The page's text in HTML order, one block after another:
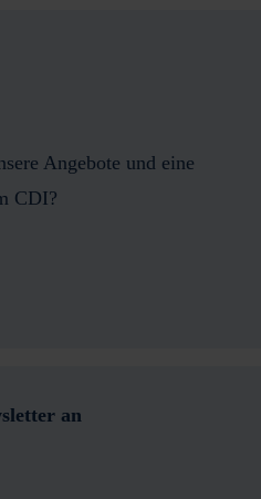
Angebote und eine
CDI?
an